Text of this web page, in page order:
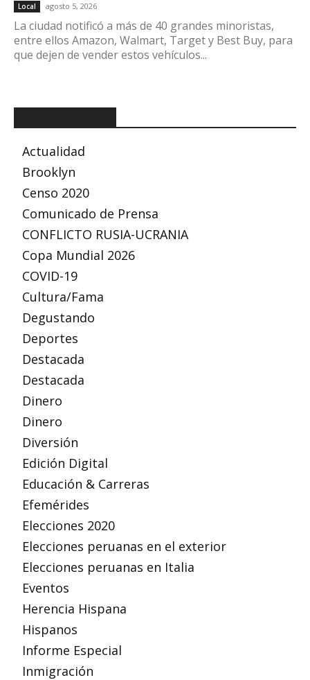
Local agosto 5, 2026
La ciudad notificó a más de 40 grandes minoristas,
entre ellos Amazon, Walmart, Target y Best Buy, para
que dejen de vender estos vehículos...
Actualidad
Brooklyn
Censo 2020
Comunicado de Prensa
CONFLICTO RUSIA-UCRANIA
Copa Mundial 2026
COVID-19
Cultura/Fama
Degustando
Deportes
Destacada
Destacada
Dinero
Dinero
Diversión
Edición Digital
Educación & Carreras
Efemérides
Elecciones 2020
Elecciones peruanas en el exterior
Elecciones peruanas en Italia
Eventos
Herencia Hispana
Hispanos
Informe Especial
Inmigración